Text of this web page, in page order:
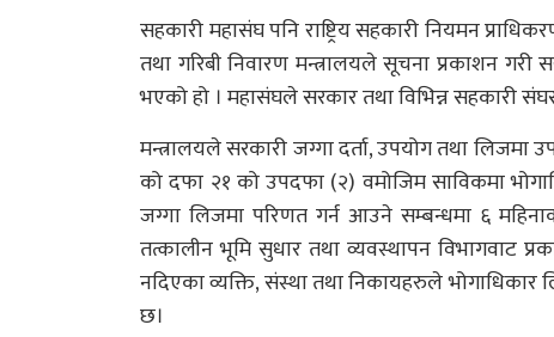
सहकारी महासंघ पनि राष्ट्रिय सहकारी नियमन
तथा गरिबी निवारण मन्त्रालयले सूचना प्रकाशन
भएको हो । महासंघले सरकार तथा विभिन्न सहकारी
मन्त्रालयले सरकारी जग्गा दर्ता, उपयोग तथा लिजमा
को दफा २१ को उपदफा (२) वमोजिम साविकमा
जग्गा लिजमा परिणत गर्न आउने सम्बन्धमा ६
तत्कालीन भूमि सुधार तथा व्यवस्थापन विभागवाट
नदिएका व्यक्ति, संस्था तथा निकायहरुले
छ।